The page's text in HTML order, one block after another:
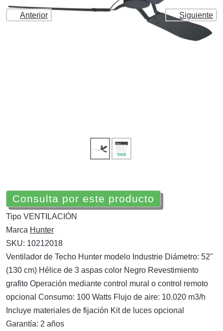
Anterior Siguiente
Consulta por este producto
Tipo VENTILACIÓN
Marca Hunter
SKU: 10212018
Ventilador de Techo Hunter modelo Industrie Diámetro: 52"
(130 cm) Hélice de 3 aspas color Negro Revestimiento
grafito Operación mediante control mural o control remoto
opcional Consumo: 100 Watts Flujo de aire: 10.020 m3/h
Incluye materiales de fijación Kit de luces opcional
Garantía: 2 años